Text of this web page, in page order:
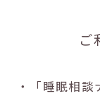
ご
・「睡眠相